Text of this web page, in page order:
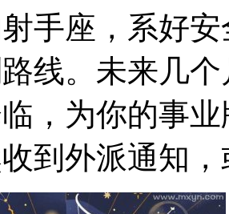
手座，系好
线。未来几
，为你的事
到外派通知